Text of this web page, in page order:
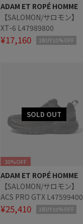
ADAM ET ROPÉ HOMME
【SALOMON/サロモン】
XT-6 L47989800
¥17,160 2BUY10%OFF
30%OFF
ADAM ET ROPÉ HOMME
【SALOMON/サロモン】
ACS PRO GTX L47599400
¥25,410 2BUY10%OFF